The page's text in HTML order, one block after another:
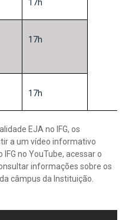
17h
17h
17h
EJA no IFG, os
a um vídeo informativo
no YouTube, acessar o
informações sobre os
câmpus da Instituição.